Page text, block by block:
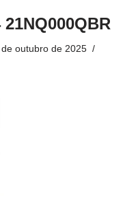
outubro de 2025